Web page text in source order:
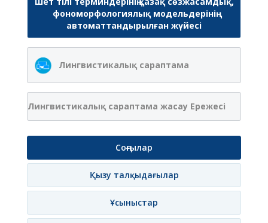
фономорфологиялық модельдерінің
автоматтандырылған жүйесі
Лингвистикалық сараптама
Лингвистикалық сараптама жасау Ережесі
Соңғылар
Қызу талқыдағылар
Ұсыныстар